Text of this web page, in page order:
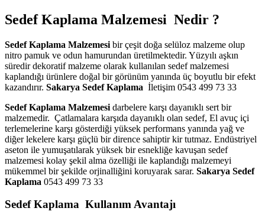
Sedef Kaplama Malzemesi Nedir ?
Sedef Kaplama Malzemesi bir çeşit doğa selüloz malzeme olup
nitro pamuk ve odun hamurundan üretilmektedir. Yüzyılı aşkın
süredir dekoratif malzeme olarak kullanılan sedef malzemesi
kaplandığı ürünlere doğal bir görünüm yanında üç boyutlu bir efekt
kazandırır. Sakarya Sedef Kaplama İletişim 0543 499 73 33
Sedef Kaplama Malzemesi darbelere karşı dayanıklı sert bir
malzemedir. Çatlamalara karşıda dayanıklı olan sedef, El avuç içi
terlemelerine karşı gösterdiği yüksek performans yanında yağ ve
diğer lekelere karşı güçlü bir dirence sahiptir kir tutmaz. Endüstriyel
aseton ile yumuşatılarak yüksek bir esnekliğe kavuşan sedef
malzemesi kolay şekil alma özelliği ile kaplandığı malzemeyi
mükemmel bir şekilde orjinalliğini koruyarak sarar. Sakarya Sedef
Kaplama 0543 499 73 33
Sedef Kaplama Kullanım Avantajı